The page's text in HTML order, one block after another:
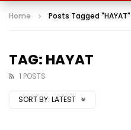
Home Posts Tagged "HAYAT"
TAG: HAYAT
1 POSTS
SORT BY: LATEST